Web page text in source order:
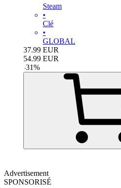
Steam
•
Clé
•
GLOBAL
37.99 EUR
54.99 EUR
-31%
Advertisement
SPONSORISÉ